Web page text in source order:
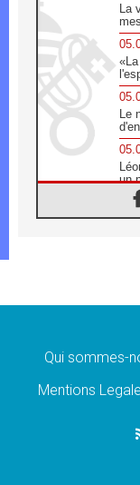
La
Le
un
Qui sommes-
Mentions